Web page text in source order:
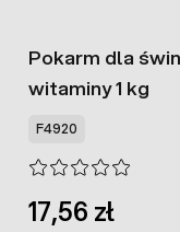
Pokarm dla
witaminy 1 kg
F4920
17,56 zł